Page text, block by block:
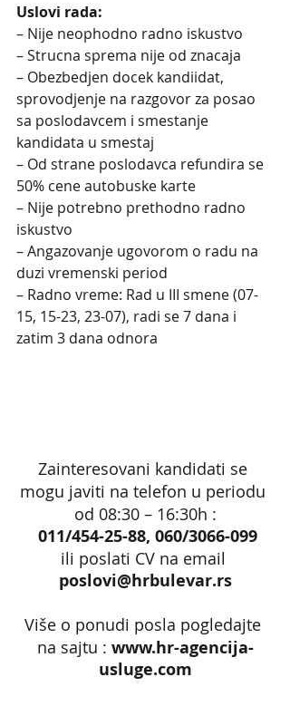
Uslovi rada:
– Nije neophodno radno iskustvo
– Strucna sprema nije od znacaja
– Obezbedjen docek kandiidat,
sprovodjenje na razgovor za posao
sa poslodavcem i smestanje
kandidata u smestaj
– Od strane poslodavca refundira se
50% cene autobuske karte
– Nije potrebno prethodno radno
iskustvo
– Angazovanje ugovorom o radu na
duzi vremenski period
– Radno vreme: Rad u III smene (07-
15, 15-23, 23-07), radi se 7 dana i
zatim 3 dana odnora
Zainteresovani kandidati se
mogu javiti na telefon u periodu
od 08:30 – 16:30h :
011/454-25-88, 060/3066-099
ili poslati CV na email
poslovi@hrbulevar.rs
Više o ponudi posla pogledajte
na sajtu : www.hr-agencija-
usluge.com